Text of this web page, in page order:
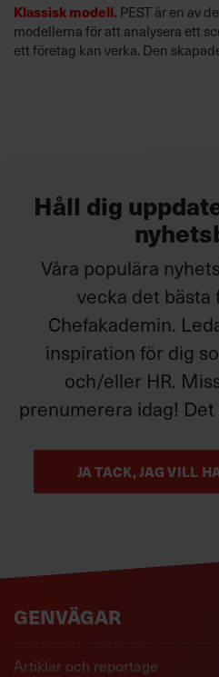
Klassisk modell. PEST är en av
modellerna för att analysera ett
ett företag kan verka. Den
Håll dig
Våra populära
vecka det bästa
Chefakademin.
inspiration för dig
och/eller HR.
prenumerera idag!
JA TACK, JAG VILL
GENVÄGAR
Artiklar och reportage